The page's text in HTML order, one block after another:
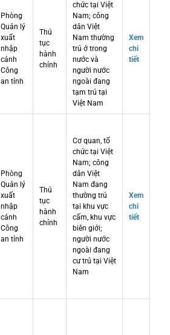
Phòng
Quản lý
xuất
nhập
cảnh
Công
an tỉnh
Thủ
tục
hành
chính
chức tại Việt
Nam; công
dân Việt
Nam thường
trú ở trong
nước và
người nước
ngoài đang
tạm trú tại
Việt Nam
Xem
chi
tiết
Phòng
Quản lý
xuất
nhập
cảnh
Công
an tỉnh
Thủ
tục
hành
chính
Cơ quan, tổ
chức tại Việt
Nam; công
dân Việt
Nam đang
thường trú
tại khu vực
cấm, khu vực
biên giới;
người nước
ngoài đang
cư trú tại Việt
Nam
Xem
chi
tiết